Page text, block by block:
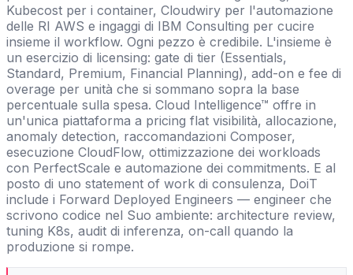
Kubecost per i container, Cloudwiry per l'automazione
delle RI AWS e ingaggi di IBM Consulting per cucire
insieme il workflow. Ogni pezzo è credibile. L'insieme è
un esercizio di licensing: gate di tier (Essentials,
Standard, Premium, Financial Planning), add-on e fee di
overage per unità che si sommano sopra la base
percentuale sulla spesa. Cloud Intelligence™ offre in
un'unica piattaforma a pricing flat visibilità, allocazione,
anomaly detection, raccomandazioni Composer,
esecuzione CloudFlow, ottimizzazione dei workloads
con PerfectScale e automazione dei commitments. E al
posto di uno statement of work di consulenza, DoiT
include i Forward Deployed Engineers — engineer che
scrivono codice nel Suo ambiente: architecture review,
tuning K8s, audit di inferenza, on-call quando la
produzione si rompe.